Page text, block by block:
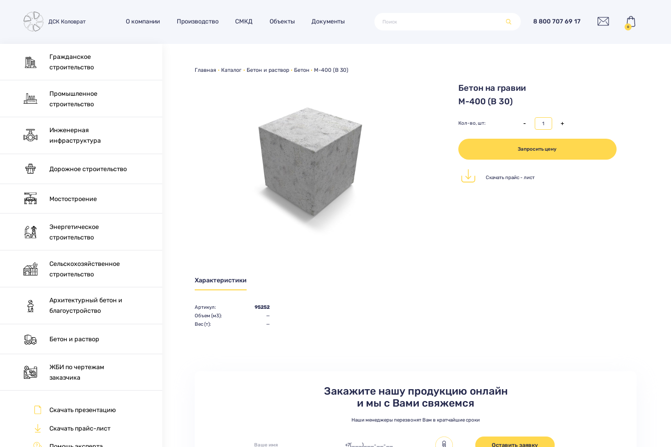
ДСК Коловрат О компании Производство СМКД Объекты Документы 8 800 707 69 17
0
Гражданское
строительство
Промышленное
строительство
Инженерная
инфраструктура
Дорожное строительство
Мостостроение
Энергетическое
строительство
Сельскохозяйственное
строительство
Архитектурный бетон и
благоустройство
Бетон и раствор
ЖБИ по чертежам
заказчика
Скачать презентацию
Скачать прайс-лист
Главная Каталог Бетон и раствор Бетон М-400 (В 30)
Бетон на гравии
М-400 (В 30)
Кол-во, шт: - +
Запросить цену
Скачать прайс - лист
Характеристики
Артикул:
95252
Объем (м3):
—
Вес (т):
—
Закажите нашу продукцию онлайн
и мы с Вами свяжемся
Наши менеджеры перезвонят Вам в кратчайшие сроки
Оставить заявку